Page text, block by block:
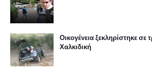
Οικογένεια ξεκληρίστηκε σε
Χαλκιδική